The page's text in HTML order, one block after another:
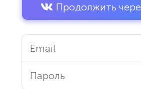
Продолжить